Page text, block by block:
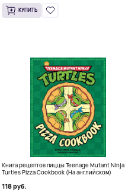
КУПИТЬ
Книга рецептов пиццы Teenage Mutant Ninja
Turtles Pizza Cookbook (На английском)
118 руб.